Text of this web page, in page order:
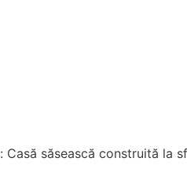
săsească construită la